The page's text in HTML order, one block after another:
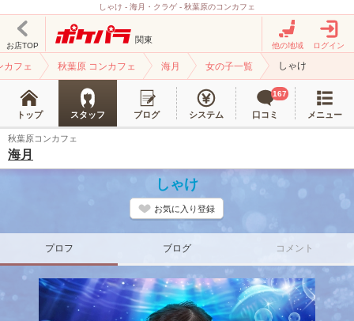
しゃけ - 海月・クラゲ - 秋葉原のコンカフェ
お店TOP
関東
他の地域 ログイン
カフェ 秋葉原 コンカフェ 海月 女の子一覧 しゃけ
トップ スタッフ ブログ システム 口コミ
167
メニュー
秋葉原コンカフェ
海月
しゃけ
お気に入り登録
プロフ ブログ コメント